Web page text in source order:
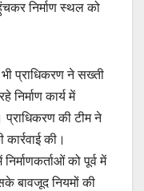
निर्माण स्थल को
भी प्राधिकरण ने सख्ती
निर्माण कार्य में
की टीम ने
की।
को पूर्व में
बावजूद नियमों की